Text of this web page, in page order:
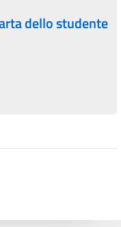
dello studente